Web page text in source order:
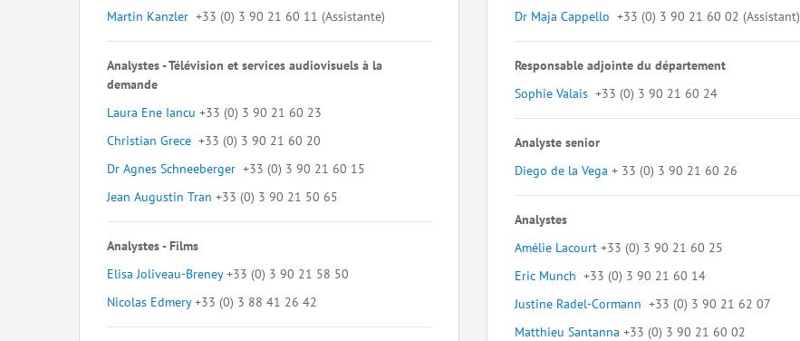
Martin Kanzler +33 (0) 3 90 21 60 11 (Assistante)
Analystes - Télévision et services audiovisuels à la
demande
Laura Ene Iancu +33 (0) 3 90 21 60 23
Christian Grece +33 (0) 3 90 21 60 20
Dr Agnes Schneeberger +33 (0) 3 90 21 60 15
Jean Augustin Tran +33 (0) 3 90 21 50 65
Analystes - Films
Elisa Joliveau-Breney+33 (0) 3 90 21 58 50
Nicolas Edmery+33 (0) 3 88 41 26 42
Dr Maja Cappello +33 (0) 3 90 21 60 02 (Assistant)
Responsable adjointe du département
Sophie Valais +33 (0) 3 90 21 60 24
Analyste senior
Diego de la Vega + 33 (0) 3 90 21 60 26
Analystes
Amélie Lacourt +33 (0) 3 90 21 60 25
Eric Munch +33 (0) 3 90 21 60 14
Justine Radel-Cormann +33 (0) 3 90 21 62 07
Matthieu Santanna +33 (0) 3 90 21 60 02